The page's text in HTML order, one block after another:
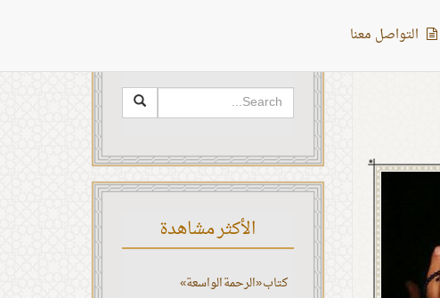
التواصل معنا
الأكثر مشاهدة
كتاب «الرحمة الواسعة»